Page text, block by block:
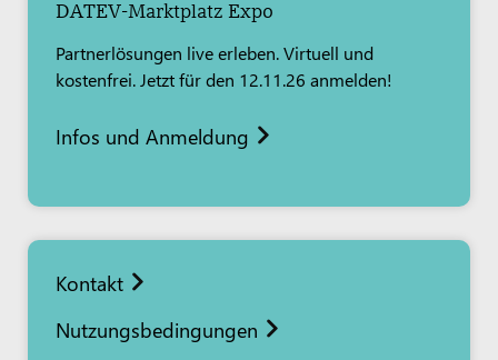
DATEV-Marktplatz Expo
Partnerlösungen live erleben. Virtuell und
kostenfrei. Jetzt für den 12.11.26 anmelden!
Infos und Anmeldung
Kontakt
Nutzungsbedingungen